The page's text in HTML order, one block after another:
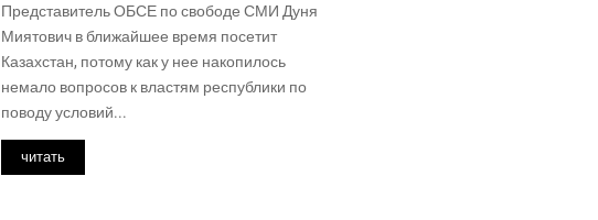
Представитель ОБСЕ по свободе СМИ Дуня
Миятович в ближайшее время посетит
Казахстан, потому как у нее накопилось
немало вопросов к властям республики по
поводу условий...
читать